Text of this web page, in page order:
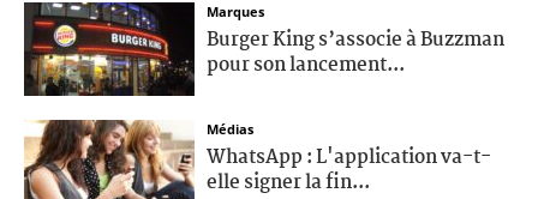
Marques
Burger King s’associe à Buzzman
pour son lancement...
Médias
WhatsApp : L'application va-t-
elle signer la fin...